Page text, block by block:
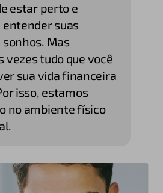
estar perto e
suas
sonhos. Mas
vezes tudo que você
sua vida financeira
isso, estamos
no ambiente físico